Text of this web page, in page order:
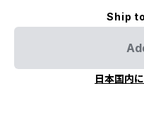
Ship
日本国内